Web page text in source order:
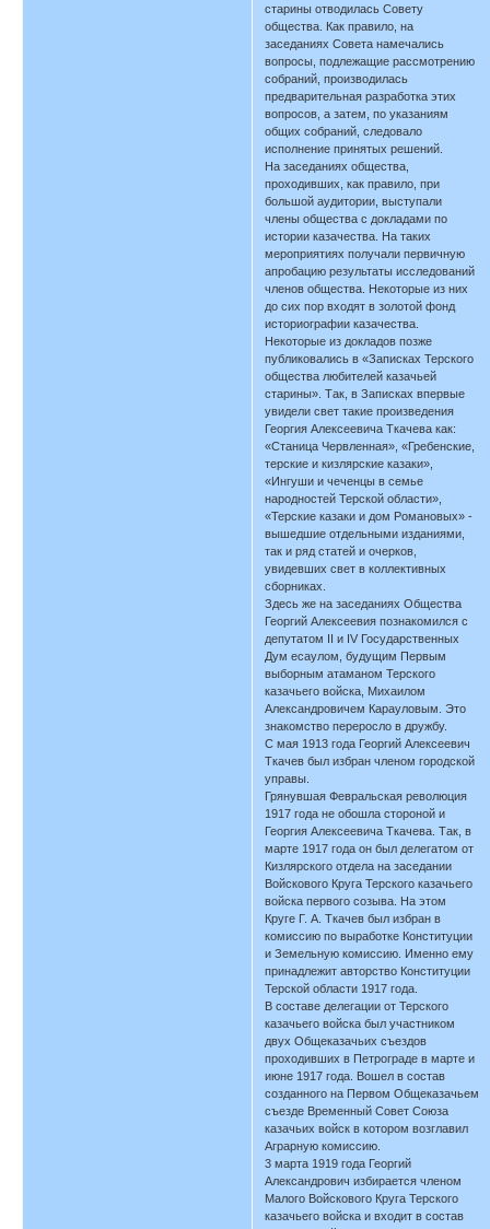
старины отводилась Совету
общества. Как правило, на
заседаниях Совета намечались
вопросы, подлежащие рассмотрению
собраний, производилась
предварительная разработка этих
вопросов, а затем, по указаниям
общих собраний, следовало
исполнение принятых решений.
На заседаниях общества,
проходивших, как правило, при
большой аудитории, выступали
члены общества с докладами по
истории казачества. На таких
мероприятиях получали первичную
апробацию результаты исследований
членов общества. Некоторые из них
до сих пор входят в золотой фонд
историографии казачества.
Некоторые из докладов позже
публиковались в «Записках Терского
общества любителей казачьей
старины». Так, в Записках впервые
увидели свет такие произведения
Георгия Алексеевича Ткачева как:
«Станица Червленная», «Гребенские,
терские и кизлярские казаки»,
«Ингуши и чеченцы в семье
народностей Терской области»,
«Терские казаки и дом Романовых» -
вышедшие отдельными изданиями,
так и ряд статей и очерков,
увидевших свет в коллективных
сборниках.
Здесь же на заседаниях Общества
Георгий Алексеевия познакомился с
депутатом II и IV Государственных
Дум есаулом, будущим Первым
выборным атаманом Терского
казачьего войска, Михаилом
Александровичем Карауловым. Это
знакомство переросло в дружбу.
С мая 1913 года Георгий Алексеевич
Ткачев был избран членом городской
управы.
Грянувшая Февральская революция
1917 года не обошла стороной и
Георгия Алексеевича Ткачева. Так, в
марте 1917 года он был делегатом от
Кизлярского отдела на заседании
Войскового Круга Терского казачьего
войска первого созыва. На этом
Круге Г. А. Ткачев был избран в
комиссию по выработке Конституции
и Земельную комиссию. Именно ему
принадлежит авторство Конституции
Терской области 1917 года.
В составе делегации от Терского
казачьего войска был участником
двух Общеказачьих съездов
проходивших в Петрограде в марте и
июне 1917 года. Вошел в состав
созданного на Первом Общеказачьем
съезде Временный Совет Союза
казачьих войск в котором возглавил
Аграрную комиссию.
3 марта 1919 года Георгий
Александрович избирается членом
Малого Войскового Круга Терского
казачьего войска и входит в состав